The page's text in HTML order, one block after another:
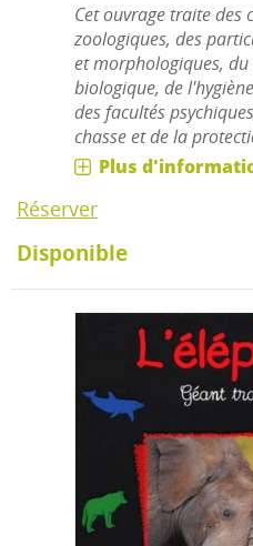
Cet ouvrage traite des
zoologiques, des
et morphologiques,
biologique, de
des facultés
chasse et de la
Plus
Réserver
Disponible